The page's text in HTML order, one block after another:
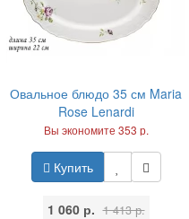
Овальное блюдо 35 см Maria
Rose Lenardi
Вы экономите 353 р.
Купить
1 060 р. 1 413 р.